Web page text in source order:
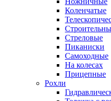
Коленчатые
Стреловые
Пиканиски
Самоходные
На колесах
Прицепные
Рохли